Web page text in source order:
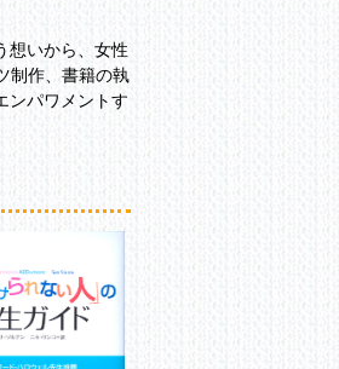
想いから、女性
制作、書籍の執
ンパワメントす